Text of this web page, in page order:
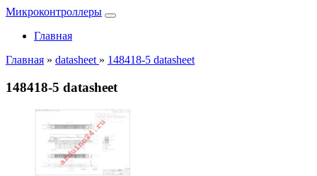
Микроконтроллеры
Главная
Главная » datasheet » 148418-5 datasheet
148418-5 datasheet